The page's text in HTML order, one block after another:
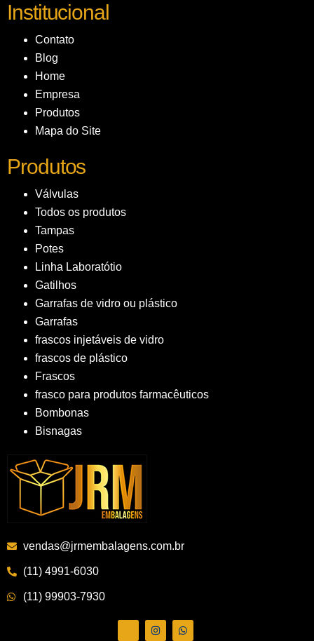
Institucional
Contato
Blog
Home
Empresa
Produtos
Mapa do Site
Produtos
Válvulas
Todos os produtos
Tampas
Potes
Linha Laboratótio
Gatilhos
Garrafas de vidro ou plástico
Garrafas
frascos injetáveis de vidro
frascos de plástico
Frascos
frasco para produtos farmacêuticos
Bombonas
Bisnagas
vendas@jrmembalagens.com.br
(11) 4991-6030
(11) 99903-7930